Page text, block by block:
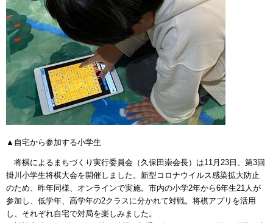
▲自宅から参加する小学生
将棋によるまちづくり実行委員会（久保田崇会長）は11月23日、第3回
掛川小学生将棋大会を開催しました。新型コロナウイルス感染拡大防止
のため、昨年同様、オンラインで実施。市内の小学2年から6年生21人が
参加し、低学年、高学年の2クラスに分かれて対戦。将棋アプリを活用
し、それぞれ自宅で対局を楽しみました。